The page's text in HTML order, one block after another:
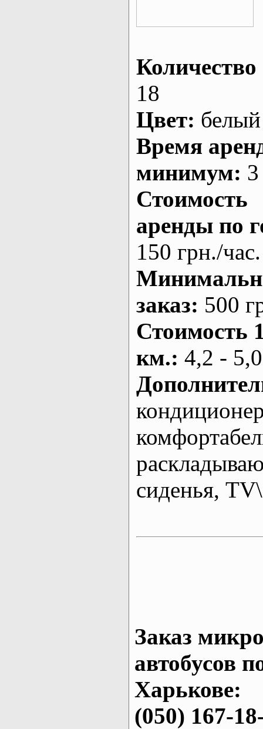
Количество
18
Цвет: белый
Время
минимум:
Стоимость
аренды по
150 грн./час.
заказ: 500
Стоимость
км.: 4,2 -
сиденья,
Заказ
автобусов
Харькове:
(050) 167-